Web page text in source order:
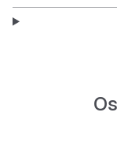
Wygląd